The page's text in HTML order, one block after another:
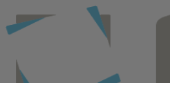
to
main